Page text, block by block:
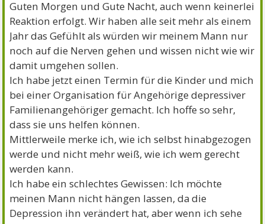
Guten Morgen und Gute Nacht, auch wenn keinerlei
Reaktion erfolgt. Wir haben alle seit mehr als einem
Jahr das Gefühlt als würden wir meinem Mann nur
noch auf die Nerven gehen und wissen nicht wie wir
damit umgehen sollen.
Ich habe jetzt einen Termin für die Kinder und mich
bei einer Organisation für Angehörige depressiver
Familienangehöriger gemacht. Ich hoffe so sehr,
dass sie uns helfen können.
Mittlerweile merke ich, wie ich selbst hinabgezogen
werde und nicht mehr weiß, wie ich wem gerecht
werden kann.
Ich habe ein schlechtes Gewissen: Ich möchte
meinen Mann nicht hängen lassen, da die
Depression ihn verändert hat, aber wenn ich sehe